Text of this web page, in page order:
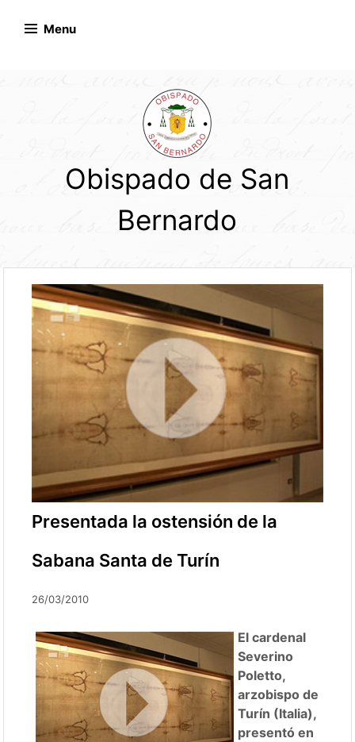
Menu
Obispado de San
Bernardo
Presentada la ostensión de la
Sabana Santa de Turín
26/03/2010
El cardenal
Severino
Poletto,
arzobispo de
Turín (Italia),
presentó en